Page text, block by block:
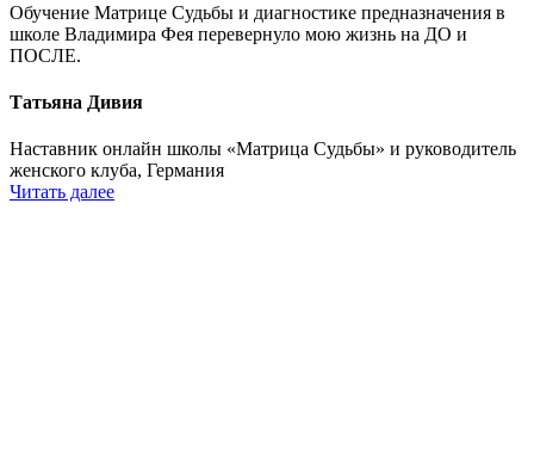
Обучение Матрице Судьбы и диагностике предназначения в
школе Владимира Фея перевернуло мою жизнь на ДО и
ПОСЛЕ.
Татьяна Дивия
Наставник онлайн школы «Матрица Судьбы» и руководитель
женского клуба, Германия
Читать далее